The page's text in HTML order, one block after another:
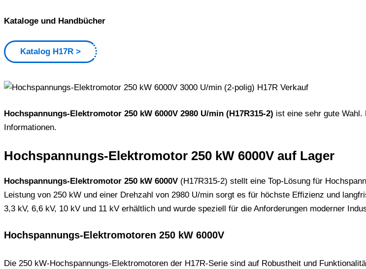
Kataloge und Handbücher
Katalog H17R
Hochspannungs-Elektromotor 250 kW 6000V 2980 U/min (H17R315-2) ist eine sehr gute
Informationen.
Hochspannungs-Elektromotor 250 kW 6000V auf Lager
Hochspannungs-Elektromotor 250 kW 6000V (H17R315-2) stellt eine Top-Lösung für
Leistung von 250 kW und einer Drehzahl von 2980 U/min sorgt es für höchste Effizienz und
3,3 kV, 6,6 kV, 10 kV und 11 kV erhältlich und wurde speziell für die Anforderungen moderner
Hochspannungs-Elektromotoren 250 kW 6000V
Die 250 kW-Hochspannungs-Elektromotoren der H17R-Serie sind auf Robustheit und